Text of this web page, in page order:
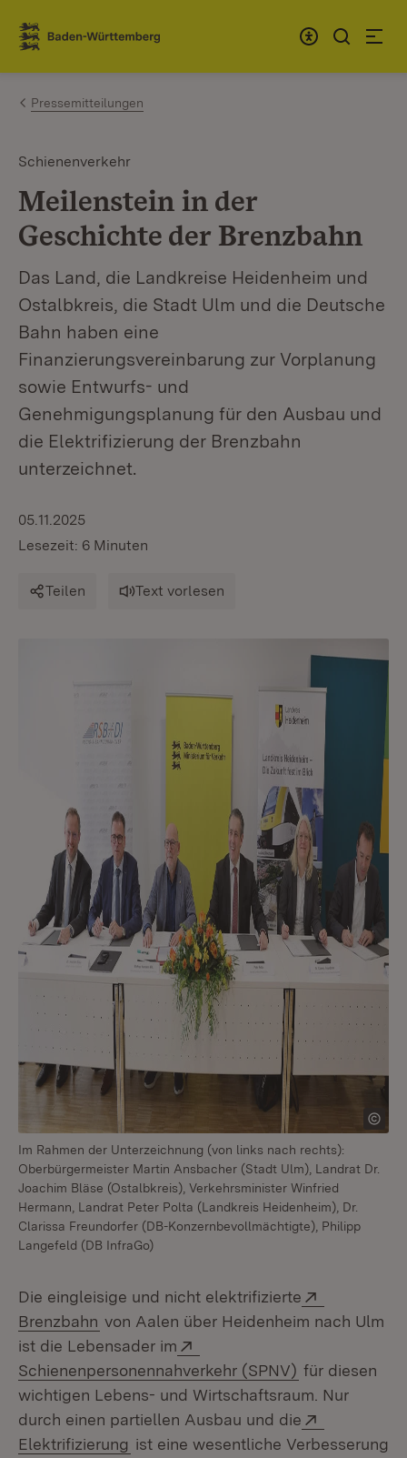
Zum Inhalt springen
Link zur Startseite
Pressemitteilungen
Schienenverkehr
Meilenstein in der
Geschichte der Brenzbahn
Das Land, die Landkreise Heidenheim und
Ostalbkreis, die Stadt Ulm und die Deutsche
Bahn haben eine
Finanzierungsvereinbarung zur Vorplanung
sowie Entwurfs- und
Genehmigungsplanung für den Ausbau und
die Elektrifizierung der Brenzbahn
unterzeichnet.
05.11.2025
Lesezeit: 6 Minuten
Teilen Text vorlesen
Im Rahmen der Unterzeichnung (von links nach rechts):
Oberbürgermeister Martin Ansbacher (Stadt Ulm), Landrat Dr.
Joachim Bläse (Ostalbkreis), Verkehrsminister Winfried
Hermann, Landrat Peter Polta (Landkreis Heidenheim), Dr.
Clarissa Freundorfer (DB-Konzernbevollmächtigte), Philipp
Langefeld (DB InfraGo)
Die eingleisige und nicht elektrifizierte
Brenzbahn (Öffnet in neuem Fenster)
von Aalen über Heidenheim nach Ulm
ist die Lebensader im
Schienenpersonennahverkehr (SPNV) (Öffnet in
für diesen
wichtigen Lebens- und Wirtschaftsraum. Nur
durch einen partiellen Ausbau und die
Elektrifizierung (Öffnet in neuem Fenster)
ist eine wesentliche Verbesserung